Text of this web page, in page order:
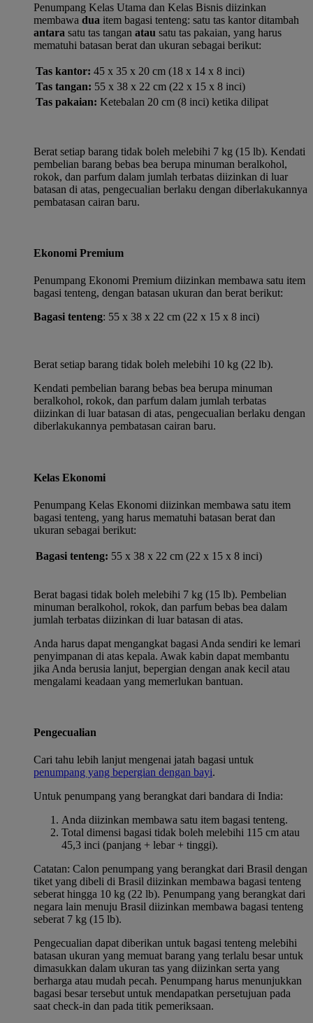
Penumpang Kelas Utama dan Kelas Bisnis diizinkan
membawa dua item bagasi tenteng: satu tas kantor ditambah
antara satu tas tangan atau satu tas pakaian, yang harus
mematuhi batasan berat dan ukuran sebagai berikut:
Tas kantor: 45 x 35 x 20 cm (18 x 14 x 8 inci)
Tas tangan: 55 x 38 x 22 cm (22 x 15 x 8 inci)
Tas pakaian: Ketebalan 20 cm (8 inci) ketika dilipat
Berat setiap barang tidak boleh melebihi 7 kg (15 lb). Kendati
pembelian barang bebas bea berupa minuman beralkohol,
rokok, dan parfum dalam jumlah terbatas diizinkan di luar
batasan di atas, pengecualian berlaku dengan diberlakukannya
pembatasan cairan baru.
Ekonomi Premium
Penumpang Ekonomi Premium diizinkan membawa satu item
bagasi tenteng, dengan batasan ukuran dan berat berikut:
Bagasi tenteng: 55 x 38 x 22 cm (22 x 15 x 8 inci)
Berat setiap barang tidak boleh melebihi 10 kg (22 lb).
Kendati pembelian barang bebas bea berupa minuman
beralkohol, rokok, dan parfum dalam jumlah terbatas
diizinkan di luar batasan di atas, pengecualian berlaku dengan
diberlakukannya pembatasan cairan baru.
Kelas Ekonomi
Penumpang Kelas Ekonomi diizinkan membawa satu item
bagasi tenteng, yang harus mematuhi batasan berat dan
ukuran sebagai berikut:
Bagasi tenteng: 55 x 38 x 22 cm (22 x 15 x 8 inci)
Berat bagasi tidak boleh melebihi 7 kg (15 lb). Pembelian
minuman beralkohol, rokok, dan parfum bebas bea dalam
jumlah terbatas diizinkan di luar batasan di atas.
Anda harus dapat mengangkat bagasi Anda sendiri ke lemari
penyimpanan di atas kepala. Awak kabin dapat membantu
jika Anda berusia lanjut, bepergian dengan anak kecil atau
mengalami keadaan yang memerlukan bantuan.
Pengecualian
Cari tahu lebih lanjut mengenai jatah bagasi untuk
penumpang yang bepergian dengan bayi.
Untuk penumpang yang berangkat dari bandara di India:
Anda diizinkan membawa satu item bagasi tenteng.
Total dimensi bagasi tidak boleh melebihi 115 cm atau
45,3 inci (panjang + lebar + tinggi).
Catatan: Calon penumpang yang berangkat dari Brasil dengan
tiket yang dibeli di Brasil diizinkan membawa bagasi tenteng
seberat hingga 10 kg (22 lb). Penumpang yang berangkat dari
negara lain menuju Brasil diizinkan membawa bagasi tenteng
seberat 7 kg (15 lb).
Pengecualian dapat diberikan untuk bagasi tenteng melebihi
batasan ukuran yang memuat barang yang terlalu besar untuk
dimasukkan dalam ukuran tas yang diizinkan serta yang
berharga atau mudah pecah. Penumpang harus menunjukkan
bagasi besar tersebut untuk mendapatkan persetujuan pada
saat check-in dan pada titik pemeriksaan.